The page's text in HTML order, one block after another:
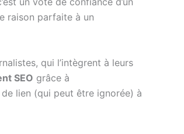
raison parfaite à un
qui l’intègrent à leurs
SEO grâce à
lien (qui peut être ignorée) à